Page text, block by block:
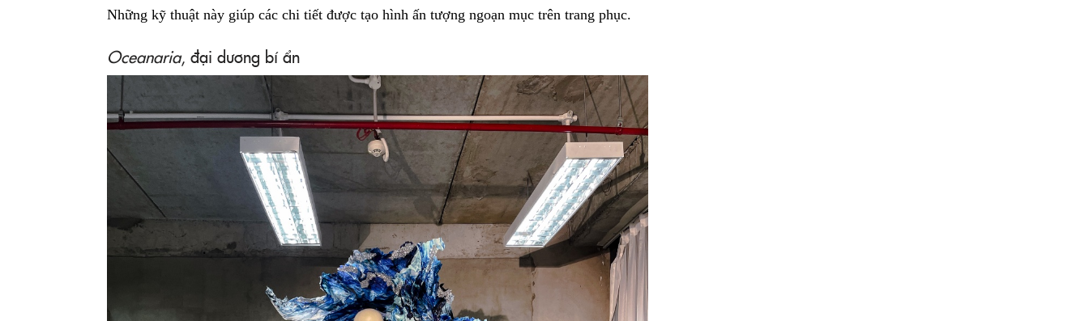
Những kỹ thuật này giúp các chi tiết được tạo hình ấn tượng ngoạn mục trên trang phục.
Oceanaria, đại dương bí ẩn